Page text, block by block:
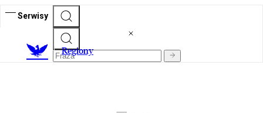
Serwisy
Regiony